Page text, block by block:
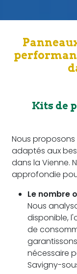
Kits de
Nous
adaptés aux
dans la Vienne.
approfondie
Le nombre
Nous
disponible,
de
nécessaire
Savigny-